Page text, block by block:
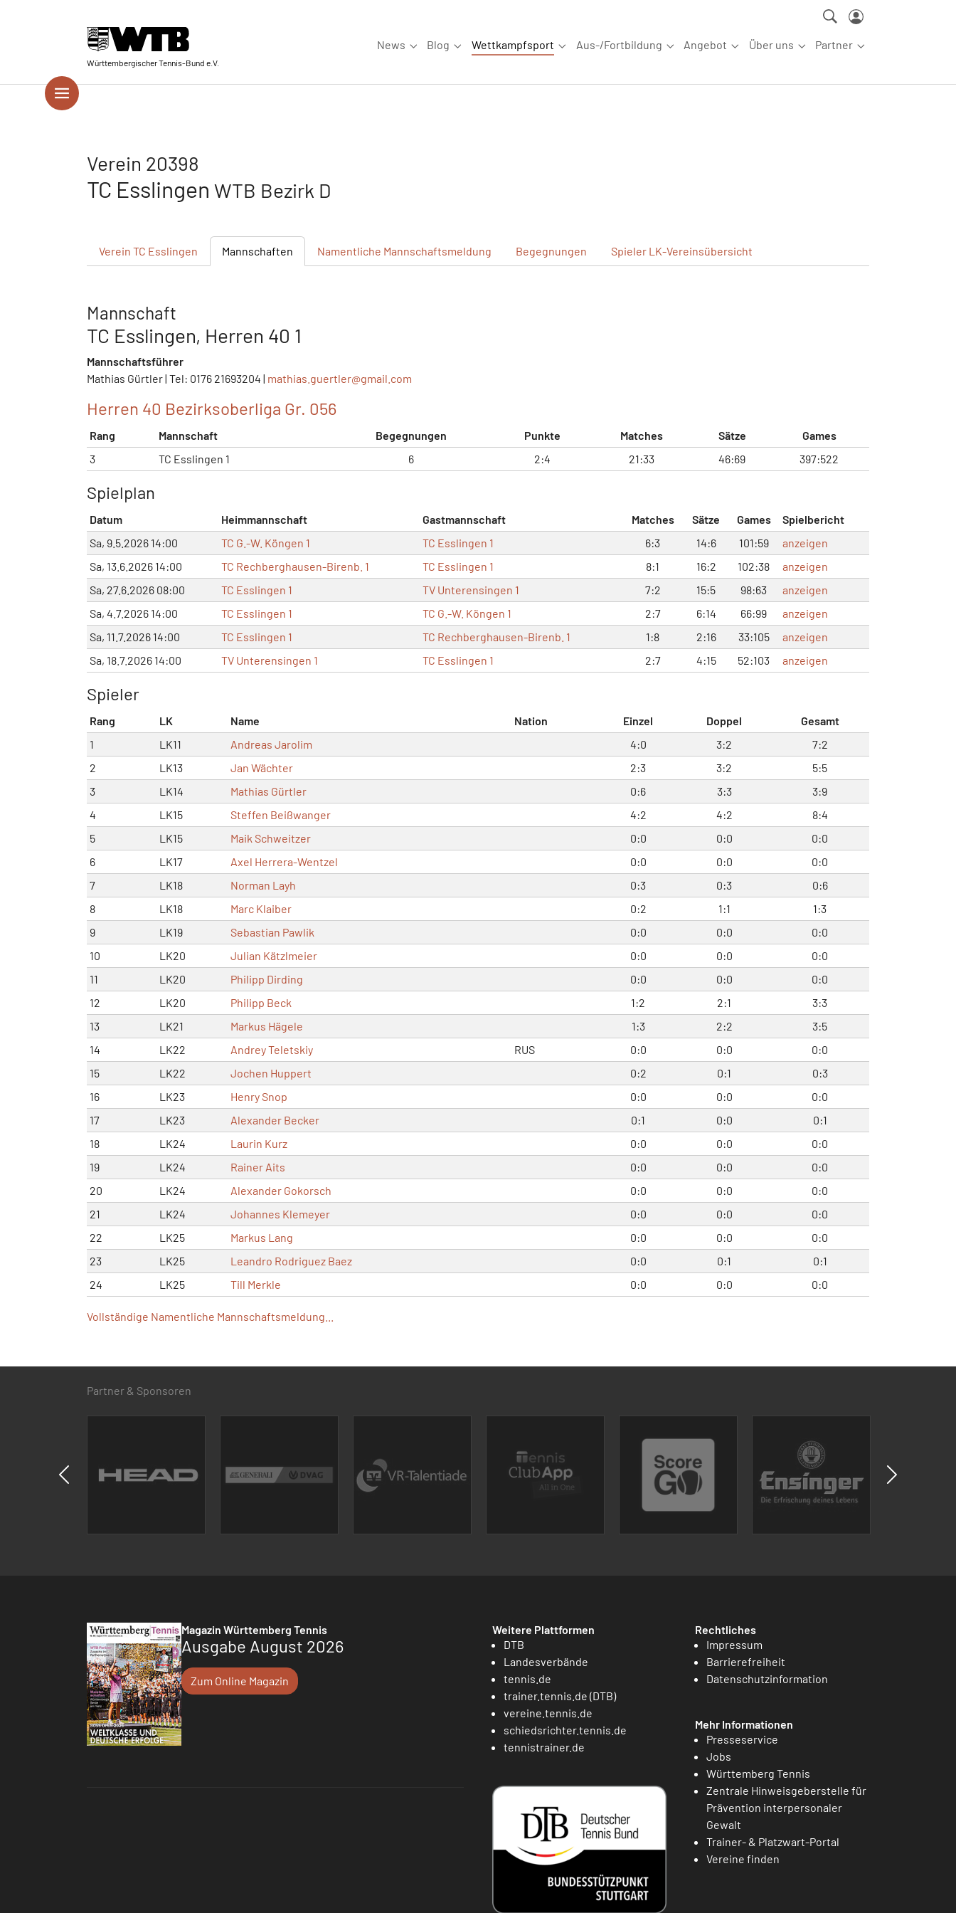
Württembergischer Tennis-Bund e.V.
News
Submenu for "News"
Blog
Submenu for "Blog"
Wettkampfsport
Submenu for "Wettkampfsport"
Aus-/Fortbildung
Submenu for "Aus-/Fortbildung"
Angebot
Submenu for "Angebot"
Über uns
Submenu for "Über uns"
Partner
Submenu for
Verein 20398
TC Esslingen WTB Bezirk D
Verein TC Esslingen Mannschaften Namentliche Mannschaftsmeldung Begegnungen Spieler LK-Vereinsübersicht
Mannschaft
TC Esslingen, Herren 40 1
Mannschaftsführer
Mathias Gürtler | Tel: 0176 21693204 | mathias.guertler@gmail.com
Herren 40 Bezirksoberliga Gr. 056
Rang Mannschaft Begegnungen Punkte Matches Sätze
Games
3
TC Esslingen 1 6 2:4 21:33 46:69 397:522
Spielplan
Datum Heimmannschaft Gastmannschaft Matches Sätze Games
Spielbericht
Sa, 9.5.2026 14:00
TC G.-W. Köngen 1 TC Esslingen 1 6:3 14:6 101:59
anzeigen
Sa, 13.6.2026 14:00
TC Rechberghausen-Birenb. 1 TC Esslingen 1 8:1 16:2 102:38
anzeigen
Sa, 27.6.2026 08:00
TC Esslingen 1 TV Unterensingen 1 7:2 15:5 98:63
anzeigen
Sa, 4.7.2026 14:00
TC Esslingen 1 TC G.-W. Köngen 1 2:7 6:14 66:99
anzeigen
Sa, 11.7.2026 14:00
TC Esslingen 1 TC Rechberghausen-Birenb. 1 1:8 2:16 33:105
anzeigen
Sa, 18.7.2026 14:00
TV Unterensingen 1 TC Esslingen 1 2:7 4:15 52:103 anzeigen
Spieler
Rang LK Name Nation Einzel Doppel
Gesamt
1
LK11 Andreas Jarolim 4:0 3:2
7:2
2
LK13 Jan Wächter 2:3 3:2
5:5
3
LK14 Mathias Gürtler 0:6 3:3
3:9
4
LK15 Steffen Beißwanger 4:2 4:2
8:4
5
LK15 Maik Schweitzer 0:0 0:0
0:0
6
LK17 Axel Herrera-Wentzel 0:0 0:0
0:0
7
LK18 Norman Layh 0:3 0:3
0:6
8
LK18 Marc Klaiber 0:2 1:1
1:3
9
LK19 Sebastian Pawlik 0:0 0:0
0:0
10
LK20 Julian Kätzlmeier 0:0 0:0
0:0
11
LK20 Philipp Dirding 0:0 0:0
0:0
12
LK20 Philipp Beck 1:2 2:1
3:3
13
LK21 Markus Hägele 1:3 2:2
3:5
14
LK22 Andrey Teletskiy RUS 0:0 0:0
0:0
15
LK22 Jochen Huppert 0:2 0:1
0:3
16
LK23 Henry Snop 0:0 0:0
0:0
17
LK23 Alexander Becker 0:1 0:0
0:1
18
LK24 Laurin Kurz 0:0 0:0
0:0
19
LK24 Rainer Aits 0:0 0:0
0:0
20
LK24 Alexander Gokorsch 0:0 0:0
0:0
21
LK24 Johannes Klemeyer 0:0 0:0
0:0
22
LK25 Markus Lang 0:0 0:0
0:0
23
LK25 Leandro Rodriguez Baez 0:0 0:1
0:1
24
LK25 Till Merkle 0:0 0:0 0:0
Vollständige Namentliche Mannschaftsmeldung...
Partner & Sponsoren
Magazin Württemberg Tennis
Ausgabe August 2026
Zum Online Magazin
Weitere Plattformen
DTB
Landesverbände
tennis.de
trainer.tennis.de (DTB)
vereine.tennis.de
schiedsrichter.tennis.de
tennistrainer.de
Rechtliches
Impressum
Barrierefreiheit
Datenschutzinformation
Mehr Informationen
Presseservice
Jobs
Württemberg Tennis
Zentrale Hinweisgeberstelle für
Prävention interpersonaler
Gewalt
Trainer- & Platzwart-Portal
Vereine finden